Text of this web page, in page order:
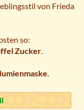
von Frieda
so:
Zucker.
.